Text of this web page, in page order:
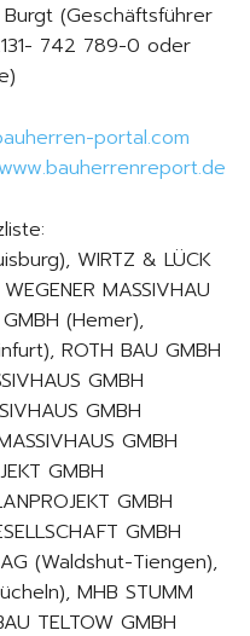
(Geschäftsführer
742 789-0 oder
portal.com
www.bauherrenreport.de
WIRTZ & LÜCK
MASSIVHAU
(Hemer),
ROTH BAU GMBH
GMBH
GMBH
GMBH
GMBH
GMBH
GMBH
(Waldshut-Tiengen),
MHB STUMM
TELTOW GMBH